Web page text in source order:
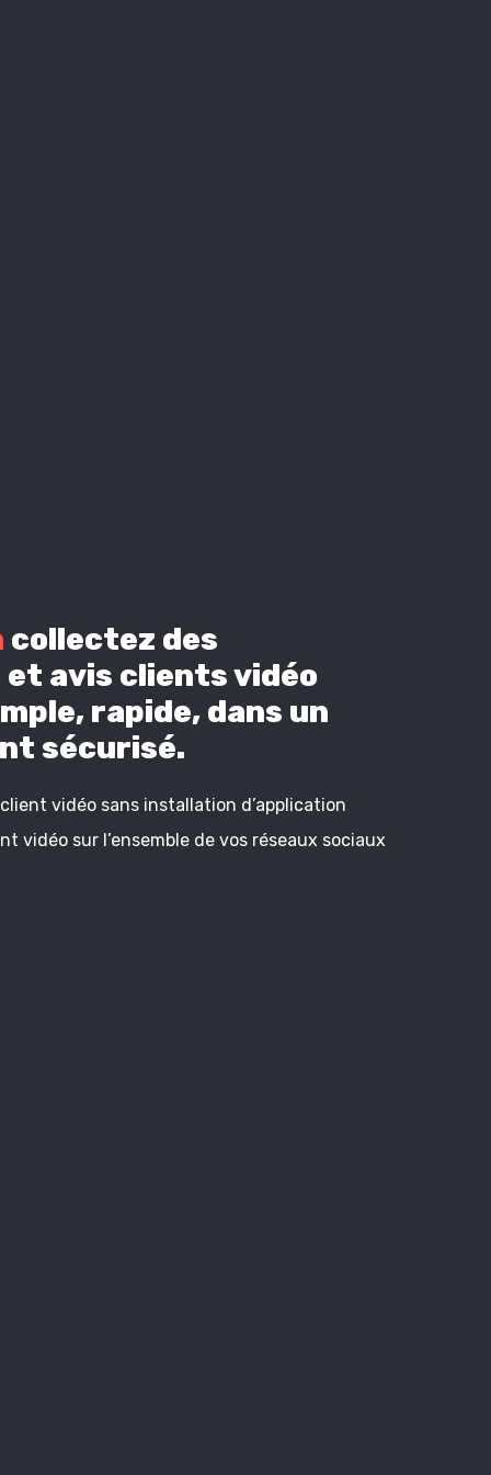
collectez des
et avis clients vidéo
rapide, dans un
sécurisé.
vidéo sans installation d’application
vidéo sur l’ensemble de vos réseaux sociaux